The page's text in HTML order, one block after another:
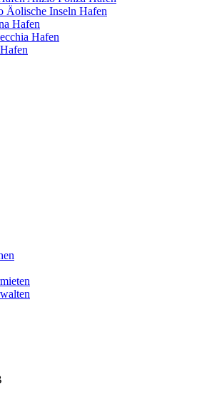
Äolische Inseln Hafen
Hafen
Hafen
Hafen